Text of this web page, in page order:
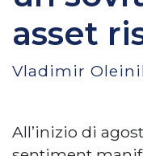
asset
Vladimir
All’inizio di